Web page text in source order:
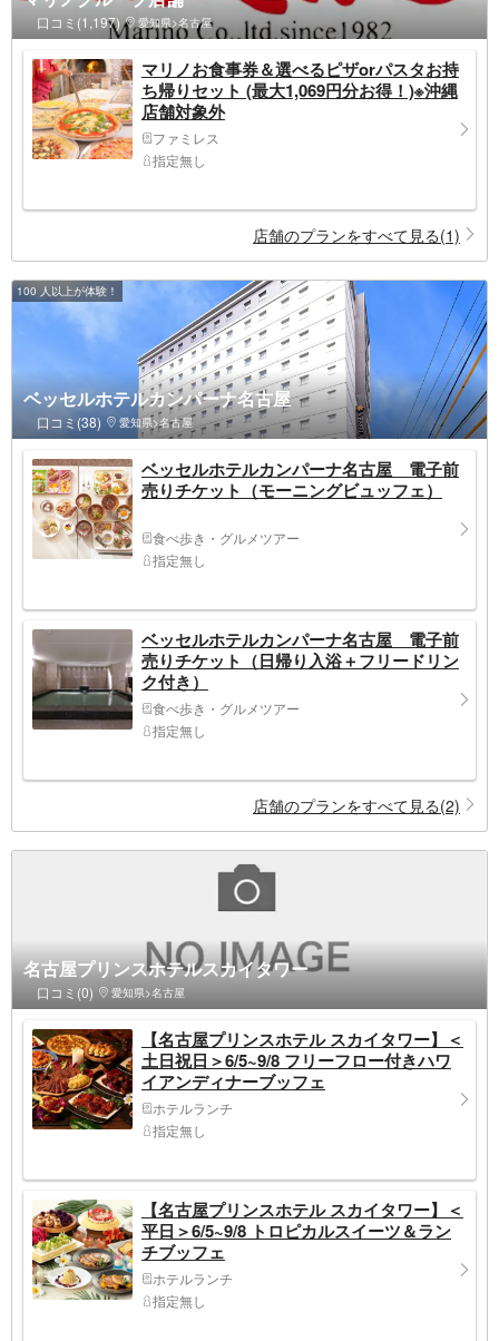
口コミ(1,197) 愛知県>名古屋
マリノお食事券＆選べるピザorパスタお持
ち帰りセット (最大1,069円分お得！)※沖縄
店舗対象外
ファミレス
指定無し
店舗のプランをすべて見る(1)
100 人以上が体験！
ベッセルホテルカンパーナ名古屋
口コミ(38) 愛知県>名古屋
ベッセルホテルカンパーナ名古屋 電子前
売りチケット（モーニングビュッフェ）
食べ歩き・グルメツアー
指定無し
ベッセルホテルカンパーナ名古屋 電子前
売りチケット（日帰り入浴＋フリードリン
ク付き）
食べ歩き・グルメツアー
指定無し
店舗のプランをすべて見る(2)
名古屋プリンスホテルスカイタワー
口コミ(0) 愛知県>名古屋
【名古屋プリンスホテル スカイタワー】＜
土日祝日＞6/5~9/8 フリーフロー付きハワ
イアンディナーブッフェ
ホテルランチ
指定無し
【名古屋プリンスホテル スカイタワー】＜
平日＞6/5~9/8 トロピカルスイーツ＆ラン
チブッフェ
ホテルランチ
指定無し